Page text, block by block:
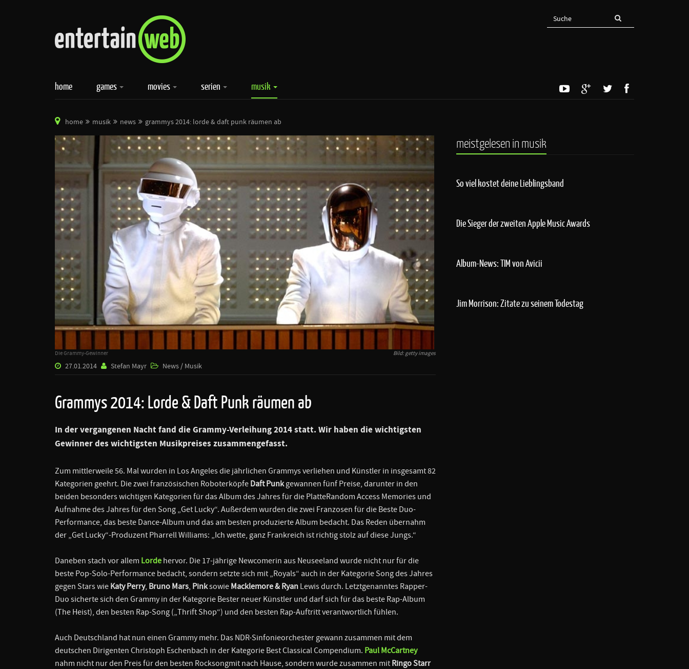
home games movies serien musik
home musik news grammys 2014: lorde & daft punk räumen ab
Die Grammy-Gewinner Bild: getty images
27.01.2014 Stefan Mayr News / Musik
Grammys 2014: Lorde & Daft Punk räumen ab
In der vergangenen Nacht fand die Grammy-Verleihung 2014 statt. Wir haben die wichtigsten
Gewinner des wichtigsten Musikpreises zusammengefasst.
Zum mittlerweile 56. Mal wurden in Los Angeles die jährlichen Grammys verliehen und Künstler in insgesamt 82
Kategorien geehrt. Die zwei französischen Roboterköpfe Daft Punkgewannen fünf Preise, darunter in den
beiden besonders wichtigen Kategorien für das Album des Jahres für die PlatteRandom Access Memories und
Aufnahme des Jahres für den Song „Get Lucky“. Außerdem wurden die zwei Franzosen für die Beste Duo-
Performance, das beste Dance-Album und das am besten produzierte Album bedacht. Das Reden übernahm
der „Get Lucky“-Produzent Pharrell Williams: „Ich wette, ganz Frankreich ist richtig stolz auf diese Jungs.“
Daneben stach vor allem Lorde hervor. Die 17-jährige Newcomerin aus Neuseeland wurde nicht nur für die
beste Pop-Solo-Performance bedacht, sondern setzte sich mit „Royals“ auch in der Kategorie Song des Jahres
gegen Stars wie Katy Perry, Bruno Mars, Pinksowie Macklemore & Ryan Lewis durch. Letztgenanntes Rapper-
Duo sicherte sich den Grammy in der Kategorie Bester neuer Künstler und darf sich für das beste Rap-Album
(The Heist), den besten Rap-Song („Thrift Shop“) und den besten Rap-Auftritt verantwortlich fühlen.
Auch Deutschland hat nun einen Grammy mehr. Das NDR-Sinfonieorchester gewann zusammen mit dem
deutschen Dirigenten Christoph Eschenbach in der Kategorie Best Classical Compendium. Paul McCartney
nahm nicht nur den Preis für den besten Rocksongmit nach Hause, sondern wurde zusammen mit Ringo Starr
meistgelesen in musik
So viel kostet deine Lieblingsband
Die Sieger der zweiten Apple Music Awards
Album-News: TIM von Avicii
Jim Morrison: Zitate zu seinem Todestag